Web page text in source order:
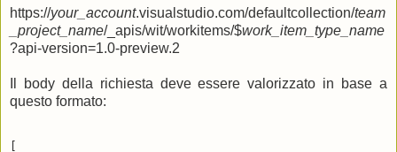
https://your_account.visualstudio.com/defaultcollection/team
_project_name/_apis/wit/workitems/$work_item_type_name
?api-version=1.0-preview.2
Il body della richiesta deve essere valorizzato in base a
questo formato: